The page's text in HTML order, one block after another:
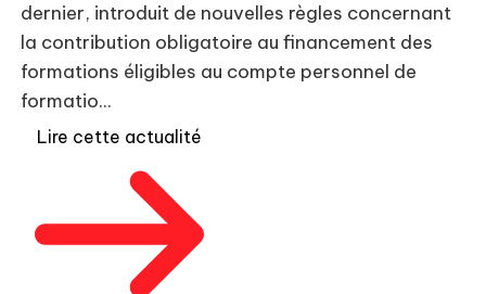
dernier, introduit de nouvelles règles concernant
la contribution obligatoire au financement des
formations éligibles au compte personnel de
formatio...
Lire cette actualité